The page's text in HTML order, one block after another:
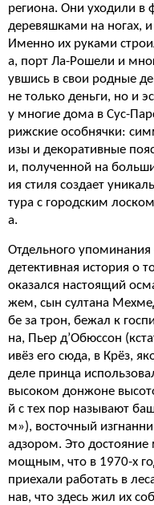
региона. Они уходили
деревяшками на ногах,
Именно их руками
а, порт Ла-Рошели и
увшись в свои родные
не только деньги, но и
у многие дома в Сус-
рижские особнячки:
изы и декоративные
и, полученной на
ия стиля создает
тура с городским
а.
Отдельного упоминания
детективная история о
оказался настоящий
жем, сын султана
бе за трон, бежал к
на, Пьер д’Обюссон
ивёз его сюда, в Крёз,
деле принца
высоком донжоне
й с тех пор называют
м»), восточный
адзором. Это достояние
мощным, что в 1970-х
приехали работать в
нав, что здесь жил их